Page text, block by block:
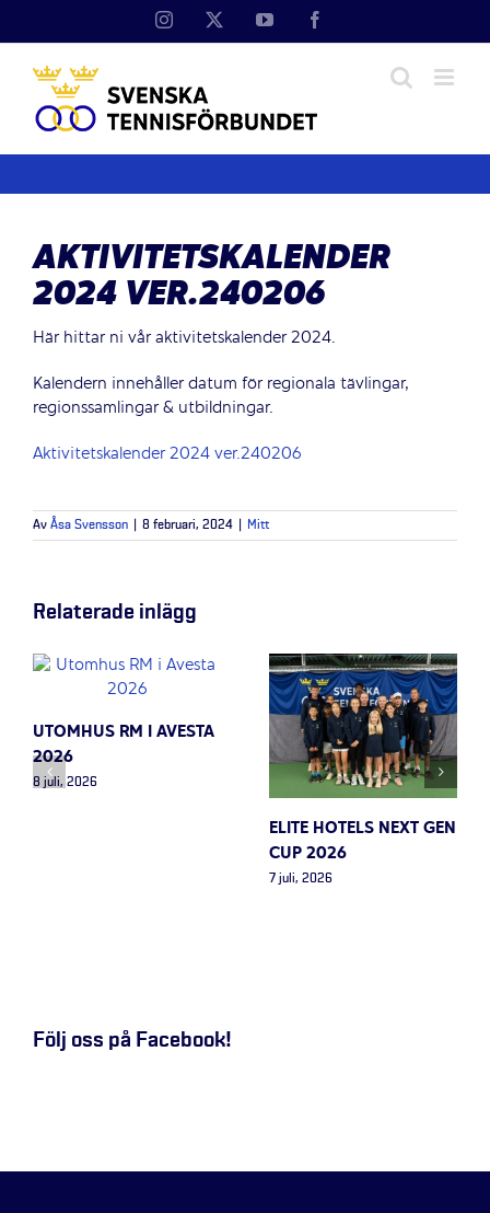
Instagram YouTube
AKTIVITETSKALENDER
2024 VER.240206
Här hittar ni vår aktivitetskalender 2024.
Kalendern innehåller datum för regionala tävlingar,
regionssamlingar & utbildningar.
Aktivitetskalender 2024 ver.240206
Av Åsa Svensson 8 februari, 2024 Mitt
Relaterade inlägg
UTOMHUS RM I AVESTA
2026
8 juli, 2026
ELITE HOTELS NEXT GEN
CUP 2026
7 juli, 2026
Följ oss på Facebook!